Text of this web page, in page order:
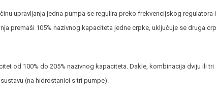
upravljanja jedna pumpa se regulira preko frekvencijskog
premaši 105% nazivnog kapaciteta jedne crpke, uključuje se druga
od 100% do 205% nazivnog kapaciteta. Dakle, kombinacija dviju ili
(na hidrostanici s tri pumpe).